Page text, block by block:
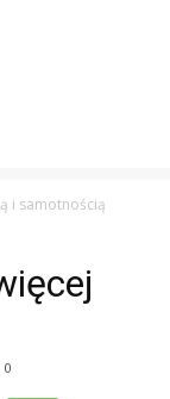
i samotnością
0